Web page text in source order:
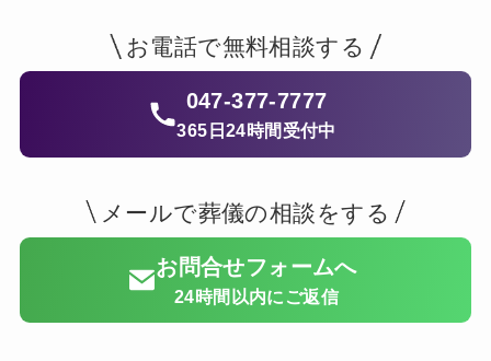
お電話で無料相談する
047-377-7777
365日24時間受付中
メールで葬儀の相談をする
お問合せフォームへ
24時間以内にご返信